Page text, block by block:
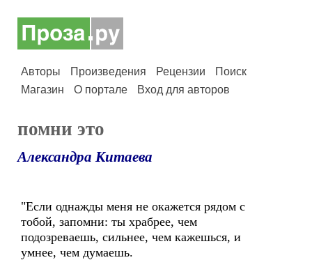
Авторы Произведения Рецензии
Поиск
Магазин
О портале Вход для авторов
помни это
Александра Китаева
"Если однажды меня не окажется рядом с
тобой, запомни: ты храбрее, чем
подозреваешь, сильнее, чем кажешься, и
умнее, чем думаешь.